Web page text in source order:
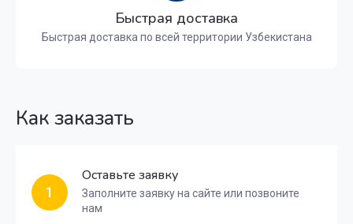
Быстрая доставка
Быстрая доставка по всей территории Узбекистана
Как заказать
1
Оставьте заявку
Заполните заявку на сайте или позвоните
нам